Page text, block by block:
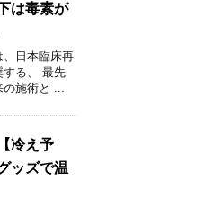
は毒素が
、日本臨床再
する、 最先
の施術と ...
冷え予
ッズで温